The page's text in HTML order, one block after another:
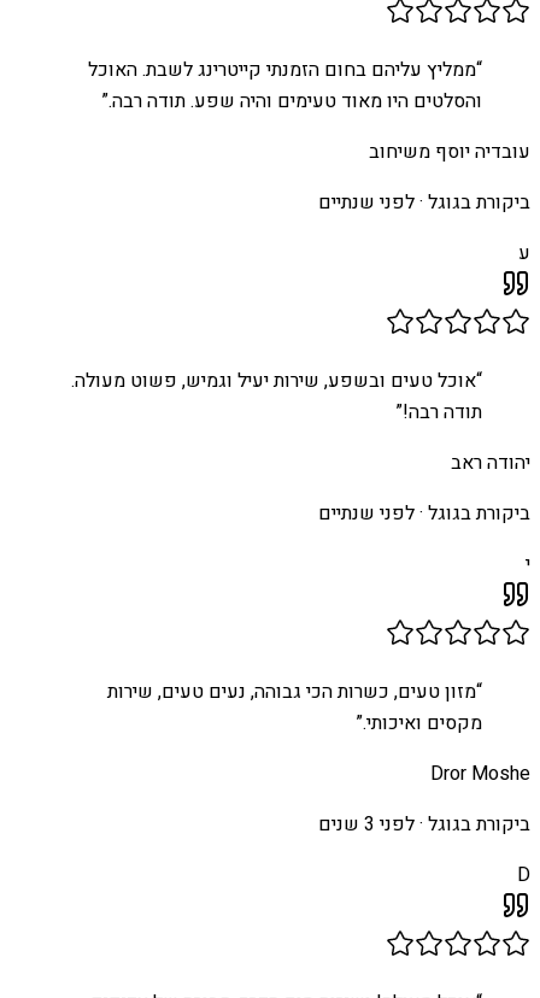
“ממליץ עליהם בחום הזמנתי קייטרינג לשבת. האוכל
והסלטים היו מאוד טעימים והיה שפע. תודה רבה.”
עובדיה יוסף משיחוב
ביקורת בגוגל ·לפני שנתיים
ע
“אוכל טעים ובשפע, שירות יעיל וגמיש, פשוט מעולה.
תודה רבה!”
יהודה ראב
ביקורת בגוגל ·לפני שנתיים
י
“מזון טעים, כשרות הכי גבוהה, נעים טעים, שירות
מקסים ואיכותי.”
Dror Moshe
ביקורת בגוגל ·לפני 3 שנים
D